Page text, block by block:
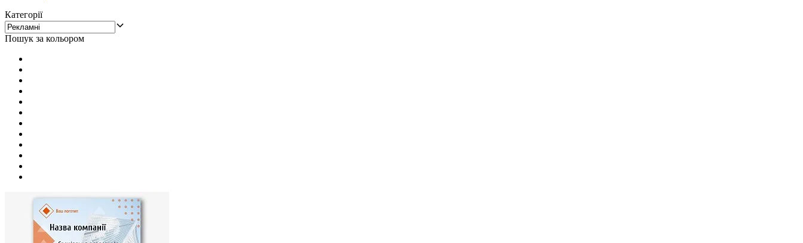
Категорії
Пошук за кольором